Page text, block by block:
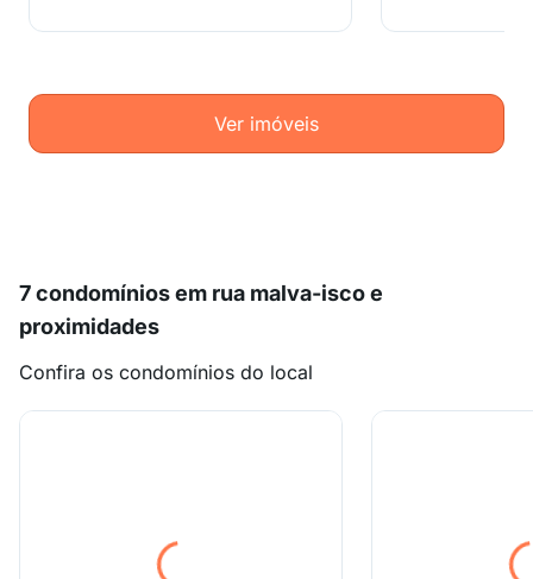
Ver imóveis
7 condomínios em rua malva-isco e
proximidades
Confira os condomínios do local